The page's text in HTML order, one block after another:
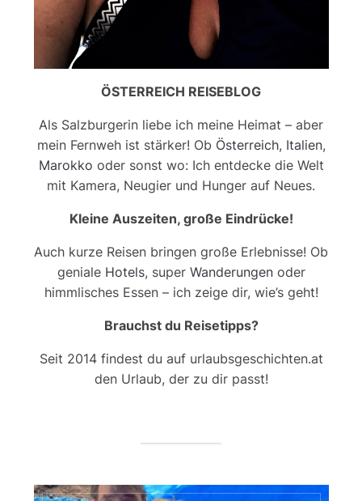
ÖSTERREICH REISEBLOG
Als Salzburgerin liebe ich meine Heimat – aber
mein Fernweh ist stärker! Ob Österreich, Italien,
Marokko oder sonst wo: Ich entdecke die Welt
mit Kamera, Neugier und Hunger auf Neues.
Kleine Auszeiten, große Eindrücke!
Auch kurze Reisen bringen große Erlebnisse! Ob
geniale Hotels, super Wanderungenoder
himmlisches Essen – ich zeige dir, wie’s geht!
Brauchst du Reisetipps?
Seit 2014 findest du auf urlaubsgeschichten.at
den Urlaub, der zu dir passt!